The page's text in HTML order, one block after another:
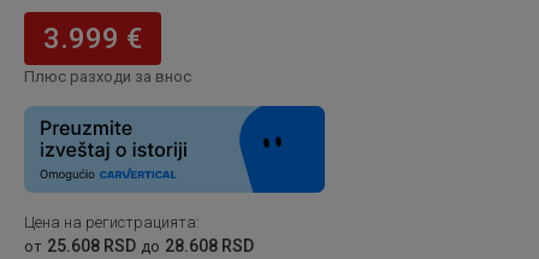
3.999 €
Плюс разходи за внос
Цена на регистрацията:
от 25.608 RSD до 28.608 RSD